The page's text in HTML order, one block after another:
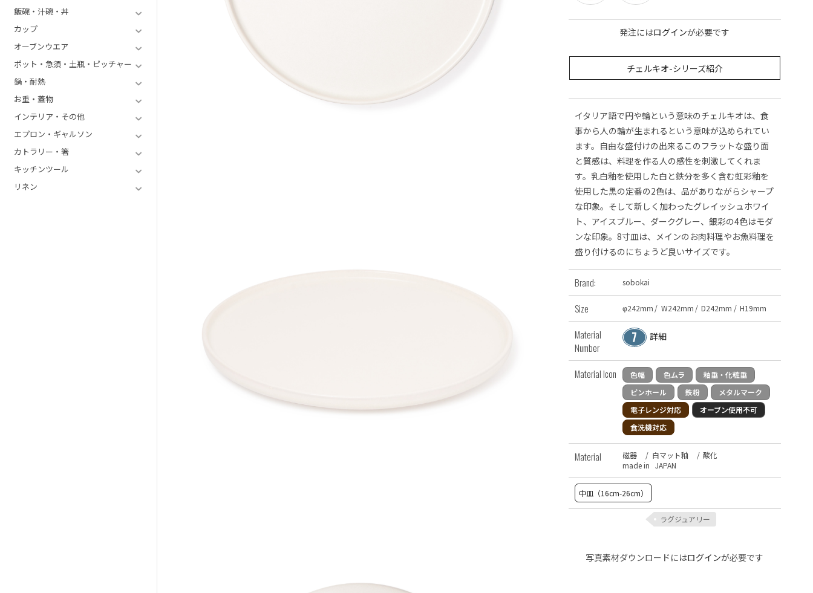
飯碗・汁碗・丼
カップ
オーブンウエア
ポット・急須・土瓶・ピッチャー
鍋・耐熱
お重・蓋物
インテリア・その他
エプロン・ギャルソン
カトラリー・箸
キッチンツール
リネン
発注にはログインが必要です
チェルキオ-シリーズ紹介
イタリア語で円や輪という意味のチェルキオは、食
事から人の輪が生まれるという意味が込められてい
ます。自由な盛付けの出来るこのフラットな盛り面
と質感は、料理を作る人の感性を刺激してくれま
す。乳白釉を使用した白と鉄分を多く含む虹彩釉を
使用した黒の定番の2色は、品がありながらシャープ
な印象。そして新しく加わったグレイッシュホワイ
ト、アイスブルー、ダークグレー、銀彩の4色はモダ
ンな印象。8寸皿は、メインのお肉料理やお魚料理を
盛り付けるのにちょうど良いサイズです。
Brand: sobokai
Size φ242mm / W242mm / D242mm / H19mm
Material
Number
詳細
Material Icon 色幅 色ムラ
釉垂・化粧垂
ピンホール
鉄粉
メタルマーク
電子レンジ対応
オーブン使用不可
食洗機対応
Material 磁器 / 白マット釉 / 酸化
made in JAPAN
中皿（16cm-26cm）
ラグジュアリー
写真素材ダウンロードにはログインが必要です